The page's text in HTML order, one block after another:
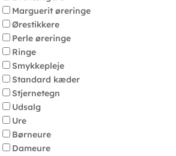
Marguerit øreringe
Ørestikkere
Perle øreringe
Ringe
Smykkepleje
Standard kæder
Stjernetegn
Udsalg
Ure
Børneure
Dameure